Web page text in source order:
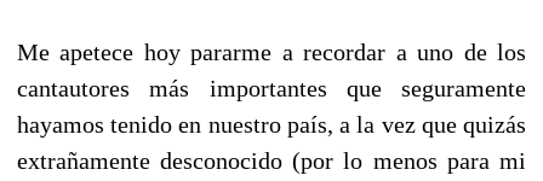
Me apetece hoy pararme a recordar a uno de los
cantautores más importantes que seguramente
hayamos tenido en nuestro país, a la vez que quizás
extrañamente desconocido (por lo menos para mi